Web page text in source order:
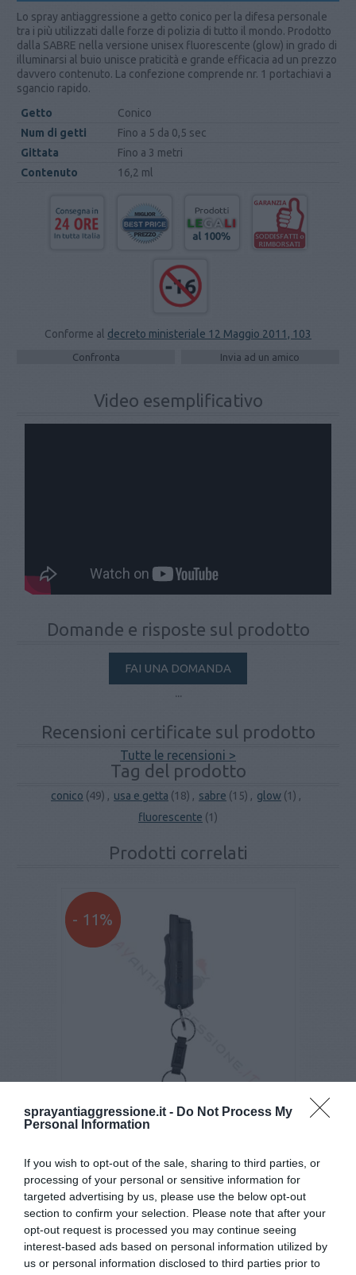
sprayantiaggressione.it - Do Not Process My
Personal Information
If you wish to opt-out of the sale, sharing to third parties, or
processing of your personal or sensitive information for
targeted advertising by us, please use the below opt-out
section to confirm your selection. Please note that after your
opt-out request is processed you may continue seeing
interest-based ads based on personal information utilized by
us or personal information disclosed to third parties prior to
Lo spray antiaggressione a getto conico per la difesa personale
tra i più utilizzati dalle forze di polizia di tutto il mondo. Prodotto
dalla SABRE nella versione unisex fluorescente (glow) in grado di
illuminarsi al buio unisce praticità e grande efficacia ad un prezzo
davvero contenuto. La confezione comprende nr. 1 portachiavi a
sgancio rapido.
Getto
Conico
Num di getti
Fino a 5 da 0,5 sec
Gittata
Fino a 3 metri
Contenuto
16,2 ml
Conforme al decreto ministeriale 12 Maggio 2011, 103
Video esemplificativo
Domande e risposte sul prodotto
FAI UNA DOMANDA
...
Recensioni certificate sul prodotto
Tutte le recensioni >
Tag del prodotto
conico (49) , usa e getta (18) , sabre (15) , glow (1) ,
fluorescente (1)
Prodotti correlati
- 11%
€ 17,40 € 15,50
4,6/5
10
recensioni